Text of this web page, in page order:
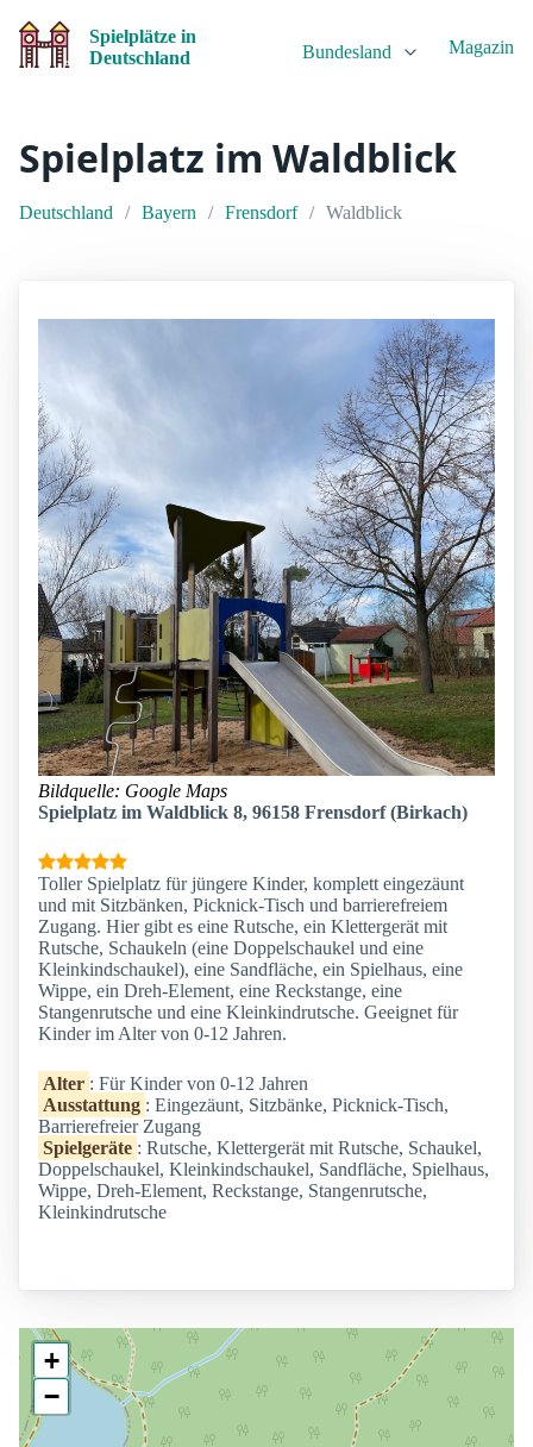
Spielplätze in
Deutschland
Bundesland Magazin
Spielplatz im Waldblick
Deutschland Bayern Frensdorf Waldblick
Bildquelle: Google Maps
Spielplatz im Waldblick 8, 96158 Frensdorf (Birkach)
Toller Spielplatz für jüngere Kinder, komplett eingezäunt
und mit Sitzbänken, Picknick-Tisch und barrierefreiem
Zugang. Hier gibt es eine Rutsche, ein Klettergerät mit
Rutsche, Schaukeln (eine Doppelschaukel und eine
Kleinkindschaukel), eine Sandfläche, ein Spielhaus, eine
Wippe, ein Dreh-Element, eine Reckstange, eine
Stangenrutsche und eine Kleinkindrutsche. Geeignet für
Kinder im Alter von 0-12 Jahren.
Alter : Für Kinder von 0-12 Jahren
Ausstattung : Eingezäunt, Sitzbänke, Picknick-Tisch,
Barrierefreier Zugang
Spielgeräte : Rutsche, Klettergerät mit Rutsche, Schaukel,
Doppelschaukel, Kleinkindschaukel, Sandfläche, Spielhaus,
Wippe, Dreh-Element, Reckstange, Stangenrutsche,
Kleinkindrutsche
+
−